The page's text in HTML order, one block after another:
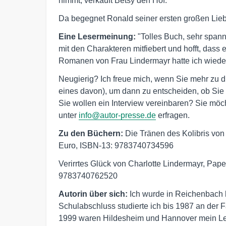
Da begegnet Ronald seiner ersten großen
Eine Lesermeinung: "Tolles Buch, sehr
mit den Charakteren mitfiebert und hofft,
Romanen von Frau Lindermayr hatte ich
Neugierig? Ich freue mich, wenn Sie mehr zu
eines davon), um dann zu entscheiden, ob
Sie wollen ein Interview vereinbaren? Sie
unter info@autor-presse.de erfragen.
Zu den Büchern: Die Tränen des Kolibris
Euro, ISBN-13: 9783740734596
Verirrtes Glück von Charlotte Lindermayr,
9783740762520
Autorin über sich: Ich wurde in
Schulabschluss studierte ich bis 1987 an der
1999 waren Hildesheim und Hannover mein